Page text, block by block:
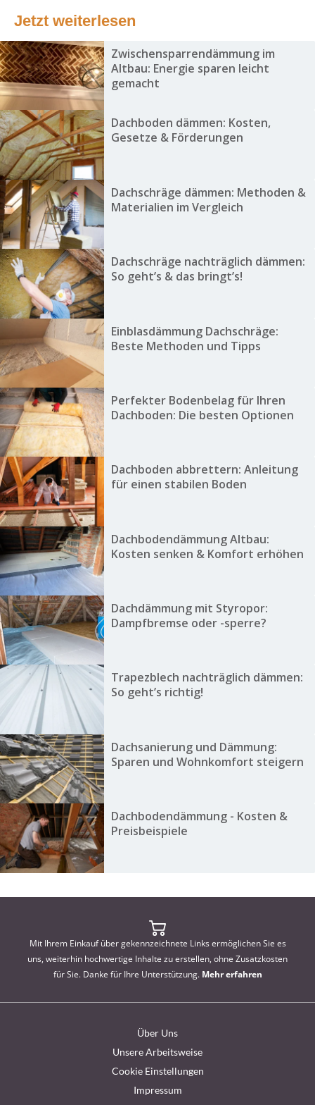
Jetzt weiterlesen
Zwischensparrendämmung im
Altbau: Energie sparen leicht
gemacht
Dachboden dämmen: Kosten,
Gesetze & Förderungen
Dachschräge dämmen: Methoden &
Materialien im Vergleich
Dachschräge nachträglich dämmen:
So geht’s & das bringt’s!
Einblasdämmung Dachschräge:
Beste Methoden und Tipps
Perfekter Bodenbelag für Ihren
Dachboden: Die besten Optionen
Dachboden abbrettern: Anleitung
für einen stabilen Boden
Dachbodendämmung Altbau:
Kosten senken & Komfort erhöhen
Dachdämmung mit Styropor:
Dampfbremse oder -sperre?
Trapezblech nachträglich dämmen:
So geht’s richtig!
Dachsanierung und Dämmung:
Sparen und Wohnkomfort steigern
Dachbodendämmung - Kosten &
Preisbeispiele
Mit Ihrem Einkauf über gekennzeichnete Links ermöglichen Sie es
uns, weiterhin hochwertige Inhalte zu erstellen, ohne Zusatzkosten
für Sie. Danke für Ihre Unterstützung. Mehr erfahren
Über Uns
Unsere Arbeitsweise
Cookie Einstellungen
Impressum